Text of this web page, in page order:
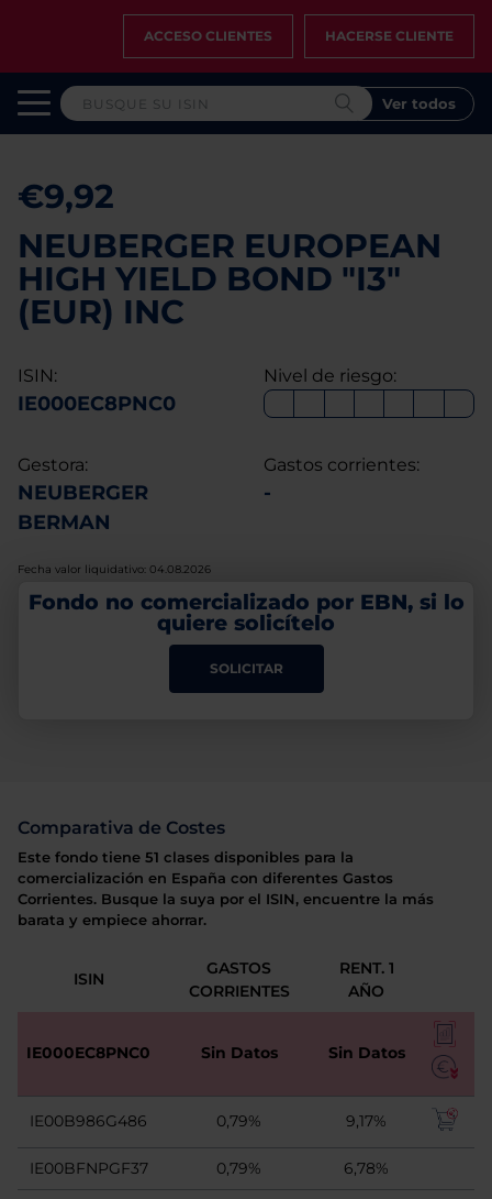
ACCESO CLIENTES HACERSE CLIENTE
Ver todos
€9,92
NEUBERGER EUROPEAN
HIGH YIELD BOND "I3"
(EUR) INC
ISIN:
IE000EC8PNC0
Nivel de riesgo:
Gestora:
NEUBERGER
BERMAN
Gastos corrientes:
-
Fecha valor liquidativo: 04.08.2026
Fondo no comercializado por EBN, si lo
quiere solicítelo
SOLICITAR
Comparativa de Costes
Este fondo tiene 51 clases disponibles para la
comercialización en España con diferentes Gastos
Corrientes. Busque la suya por el ISIN, encuentre la más
barata y empiece ahorrar.
ISIN
GASTOS
CORRIENTES
RENT. 1
AÑO
IE000EC8PNC0 Sin Datos Sin Datos
IE00B986G486 0,79% 9,17%
IE00BFNPGF37 0,79% 6,78%